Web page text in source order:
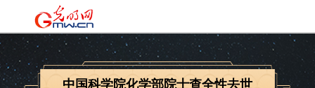
中国科学院化学部院士查全性去世